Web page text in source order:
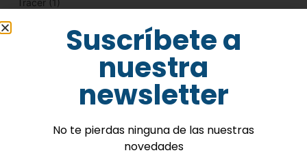
Tracer (1)
Unidad refracción (14)
(1)
Medinstrus (7)
Suscríbete a
nuestra
newsletter
No te pierdas ninguna de las nuestras
novedades